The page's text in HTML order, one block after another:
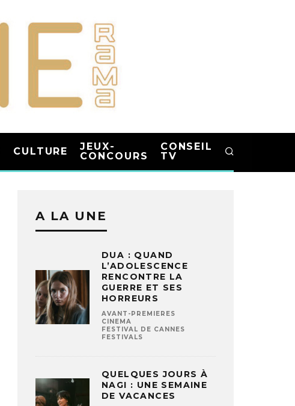
CULTURE
JEUX-
CONCOURS
CONSEIL
TV
A LA UNE
DUA : QUAND
L’ADOLESCENCE
RENCONTRE LA
GUERRE ET SES
HORREURS
AVANT-PREMIERES
CINEMA
FESTIVAL DE CANNES
FESTIVALS
QUELQUES JOURS À
NAGI : UNE SEMAINE
DE VACANCES